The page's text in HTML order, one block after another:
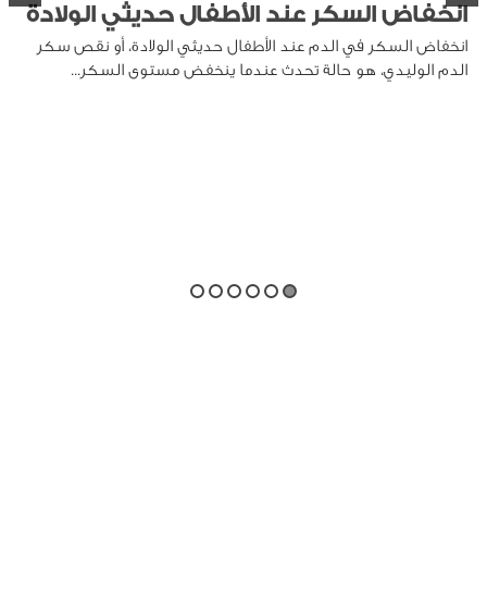
انخفاض السكر عند الأطفال حديثي الولادة
انخفاض السكر في الدم عند الأطفال حديثي الولادة، أو نقص سكر
الدم الوليدي، هو حالة تحدث عندما ينخفض مستوى السكر...